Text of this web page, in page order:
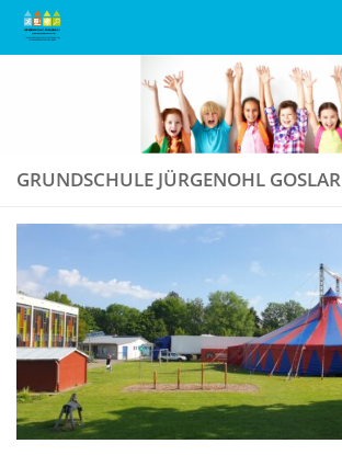
Unter dem Inhalt
GRUNDSCHULE JÜRGENOHL GOSLAR